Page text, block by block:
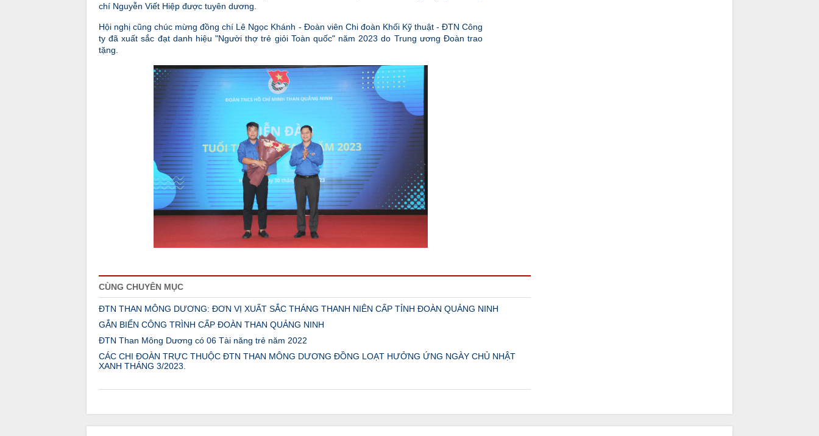
chí Nguyễn Viết Hiệp được tuyên dương.
Hội nghị cũng chúc mừng đồng chí Lê Ngọc Khánh - Đoàn viên Chi đoàn Khối Kỹ thuật - ĐTN Công
ty đã xuất sắc đạt danh hiệu "Người thợ trẻ giỏi Toàn quốc" năm 2023 do Trung ương Đoàn trao
tặng.
CÙNG CHUYÊN MỤC
ĐTN THAN MÔNG DƯƠNG: ĐƠN VỊ XUẤT SẮC THÁNG THANH NIÊN CẤP TỈNH ĐOÀN QUẢNG NINH
GẮN BIỂN CÔNG TRÌNH CẤP ĐOÀN THAN QUẢNG NINH
ĐTN Than Mông Dương có 06 Tài năng trẻ năm 2022
CÁC CHI ĐOÀN TRỰC THUỘC ĐTN THAN MÔNG DƯƠNG ĐỒNG LOẠT HƯỞNG ỨNG NGÀY CHỦ NHẬT
XANH THÁNG 3/2023.